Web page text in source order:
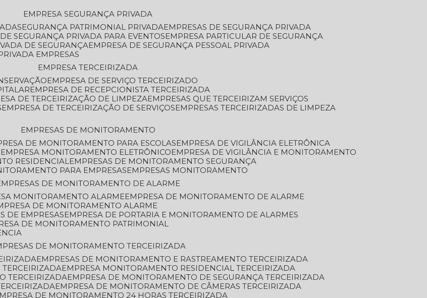
EMPRESA SEGURANÇA PRIVADA
SEGURANÇA PATRIMONIAL PRIVADA
EMPRESAS DE SEGURANÇA PRIVADA
DE SEGURANÇA PRIVADA PARA EVENTOS
EMPRESA PARTICULAR DE SEGURANÇA
DE SEGURANÇA
EMPRESA DE SEGURANÇA PESSOAL PRIVADA
EMPRESAS
EMPRESA TERCEIRIZADA
EMPRESA DE SERVIÇO TERCEIRIZADO
EMPRESA DE RECEPCIONISTA TERCEIRIZADA
DE TERCEIRIZAÇÃO DE LIMPEZA
EMPRESAS QUE TERCEIRIZAM SERVIÇOS
EMPRESA DE TERCEIRIZAÇÃO DE SERVIÇOS
EMPRESAS TERCEIRIZADAS DE LIMPEZA
EMPRESAS DE MONITORAMENTO
DE MONITORAMENTO PARA ESCOLAS
EMPRESA DE VIGILÂNCIA ELETRÔNICA
EMPRESA MONITORAMENTO ELETRÔNICO
EMPRESA DE VIGILÂNCIA E MONITORAMENTO
RESIDENCIAL
EMPRESAS DE MONITORAMENTO SEGURANÇA
PARA EMPRESAS
EMPRESAS MONITORAMENTO
EMPRESAS DE MONITORAMENTO DE ALARME
MONITORAMENTO ALARME
EMPRESA DE MONITORAMENTO DE ALARME
DE MONITORAMENTO ALARME
DE EMPRESAS
EMPRESA DE PORTARIA E MONITORAMENTO DE ALARMES
DE MONITORAMENTO PATRIMONIAL
DE MONITORAMENTO TERCEIRIZADA
EMPRESAS DE MONITORAMENTO E RASTREAMENTO TERCEIRIZADA
TERCEIRIZADA
EMPRESA MONITORAMENTO RESIDENCIAL TERCEIRIZADA
TERCEIRIZADA
EMPRESA DE MONITORAMENTO DE SEGURANÇA TERCEIRIZADA
EMPRESA DE MONITORAMENTO DE CÂMERAS TERCEIRIZADA
EMPRESA DE MONITORAMENTO 24 HORAS TERCEIRIZADA